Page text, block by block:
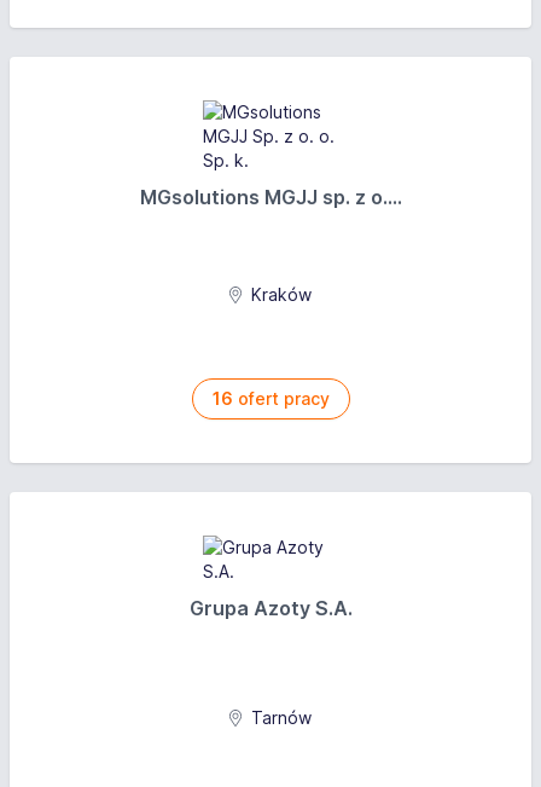
MGsolutions MGJJ sp. z o....
Kraków
16 ofert pracy
Grupa Azoty S.A.
Tarnów